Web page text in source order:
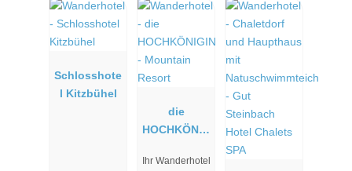
Schlosshote
l Kitzbühel
die
HOCHKÖNIG
Mountain
Ihr Wanderhotel